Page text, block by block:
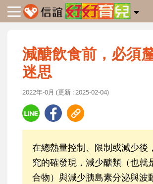
減醣飲食前，必須
迷思
2022年-0月 (更新 : 2025-02-04)
在總熱量控制、限制或減少後
究的確發現，減少醣類（也就
合物）與減少胰島素分泌與波